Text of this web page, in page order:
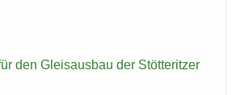
den Gleis­aus­bau der Stöt­terit­zer